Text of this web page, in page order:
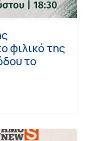
φιλικό της
το